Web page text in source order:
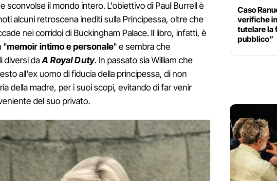
sconvolse il mondo intero. L'obiettivo di Paul Burrell è
alcuni retroscena inediti sulla Principessa, oltre che
nei corridoi di Buckingham Palace. Il libro, infatti, è
"memoir intimo e personale" e sembra che
diversi daA Royal Duty. In passato sia William che
all'ex uomo di fiducia della principessa, di non
della madre, per i suoi scopi, evitando di far venir
del suo privato.
Caso
verifiche
tutelare la
pubblico”